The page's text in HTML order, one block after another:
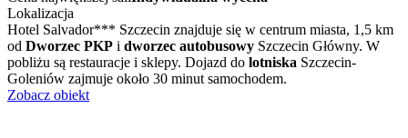
Lokalizacja
Hotel Salvador*** Szczecin znajduje się w centrum miasta, 1,5 km
od Dworzec PKP i dworzec autobusowy Szczecin Główny. W
pobliżu są restauracje i sklepy. Dojazd do lotniska Szczecin-
Goleniów zajmuje około 30 minut samochodem.
Zobacz obiekt